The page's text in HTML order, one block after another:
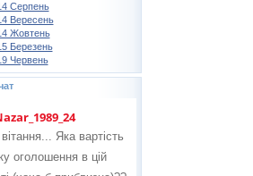
Серпень
Вересень
Жовтень
Березень
Червень